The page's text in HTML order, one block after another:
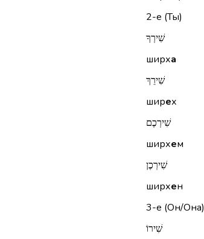
2-е (Ты)
שִׁירְךָ
ширха
שִׁירֵךְ
ширех
שִׁירְכֶם
ширхем
שִׁירְכֶן
ширхен
3-е (Он/Она)
שִׁירוֹ